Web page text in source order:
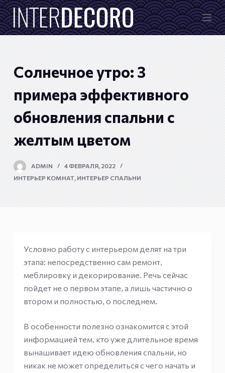
П
е
р
Солнечное утро: 3
примера эффективного
обновления спальни с
желтым цветом
ADMIN
4 ФЕВРАЛЯ, 2022
ИНТЕРЬЕР КОМНАТ, ИНТЕРЬЕР СПАЛЬНИ
Условно работу с интерьером делят на три
этапа: непосредственно сам ремонт,
меблировку и декорирование. Речь сейчас
пойдет не о первом этапе, а лишь частично о
втором и полностью, о последнем.
В особенности полезно ознакомится с этой
информацией тем, кто уже длительное время
вынашивает идею обновления спальни, но
никак не может определиться с чего начать и